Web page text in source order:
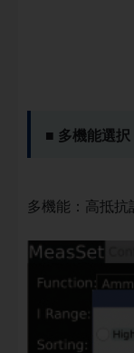
■ 多機能選択
多機能：高抵